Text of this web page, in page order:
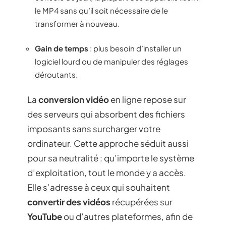
le MP4 sans qu’il soit nécessaire de le
transformer à nouveau.
Gain de temps : plus besoin d’installer un
logiciel lourd ou de manipuler des réglages
déroutants.
Laconversion vidéoen ligne repose sur
des serveurs qui absorbent des fichiers
imposants sans surcharger votre
ordinateur. Cette approche séduit aussi
pour sa neutralité : qu’importe le système
d’exploitation, tout le monde y a accès.
Elle s’adresse à ceux qui souhaitent
convertir des vidéos récupérées sur
YouTubeou d’autres plateformes, afin de